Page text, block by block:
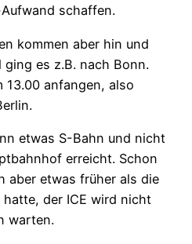
schaffen.
kommen aber hin und
ging es z.B. nach Bonn.
13.00 anfangen, also
etwas S-Bahn und nicht
erreicht. Schon
aber etwas früher als die
der ICE wird nicht
warten.